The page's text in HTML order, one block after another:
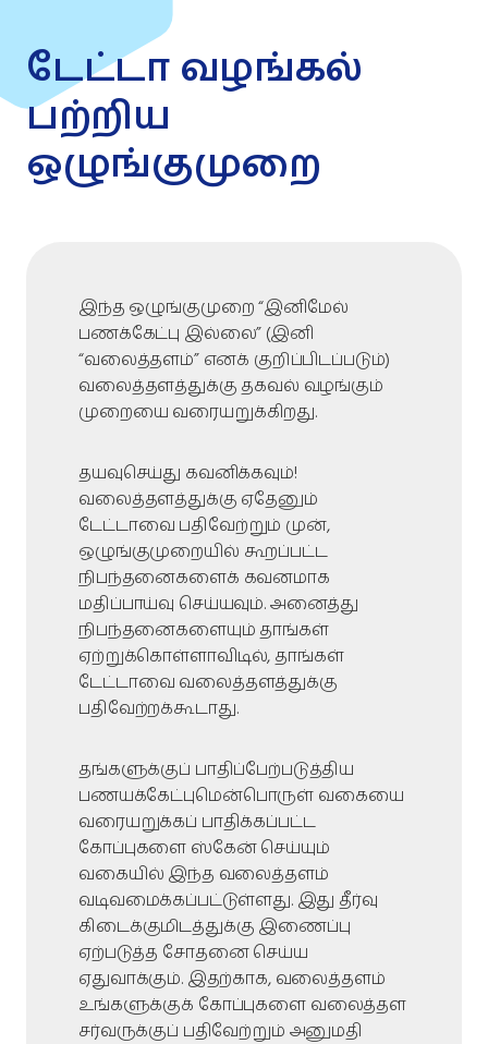
டேட்டா வழங்கல்
பற்றிய
ஒழுங்குமுறை
இந்த ஒழுங்குமுறை “இனிமேல்
பணக்கேட்பு இல்லை” (இனி
“வலைத்தளம்” எனக் குறிப்பிடப்படும்)
வலைத்தளத்துக்கு தகவல் வழங்கும்
முறையை வரையறுக்கிறது.
தயவுசெய்து கவனிக்கவும்!
வலைத்தளத்துக்கு ஏதேனும்
டேட்டாவை பதிவேற்றும் முன்,
ஒழுங்குமுறையில் கூறப்பட்ட
நிபந்தனைகளைக் கவனமாக
மதிப்பாய்வு செய்யவும். அனைத்து
நிபந்தனைகளையும் தாங்கள்
ஏற்றுக்கொள்ளாவிடில், தாங்கள்
டேட்டாவை வலைத்தளத்துக்கு
பதிவேற்றக்கூடாது.
தங்களுக்குப் பாதிப்பேற்படுத்திய
பணயக்கேட்புமென்பொருள் வகையை
வரையறுக்கப் பாதிக்கப்பட்ட
கோப்புகளை ஸ்கேன் செய்யும்
வகையில் இந்த வலைத்தளம்
வடிவமைக்கப்பட்டுள்ளது. இது தீர்வு
கிடைக்குமிடத்துக்கு இணைப்பு
ஏற்படுத்த சோதனை செய்ய
ஏதுவாக்கும். இதற்காக, வலைத்தளம்
உங்களுக்குக் கோப்புகளை வலைத்தள
சர்வருக்குப் பதிவேற்றும் அனுமதி